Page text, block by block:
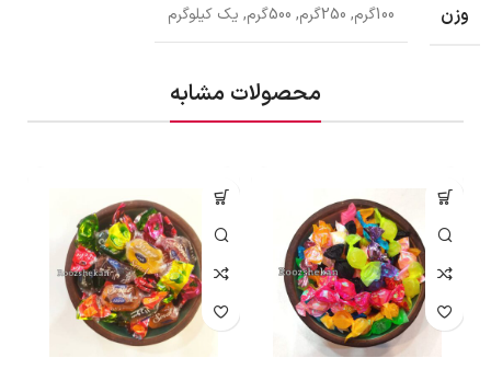
وزن 100گرم, 250گرم, 500گرم, یک کیلوگرم
محصولات مشابه